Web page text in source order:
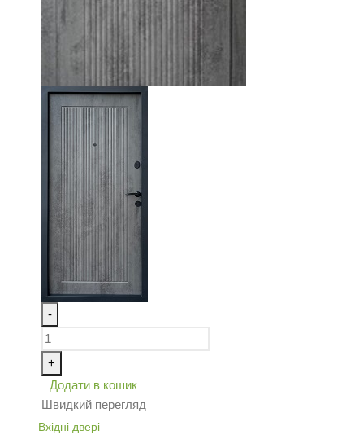
-
+
Додати в кошик
Швидкий перегляд
Вхідні двері